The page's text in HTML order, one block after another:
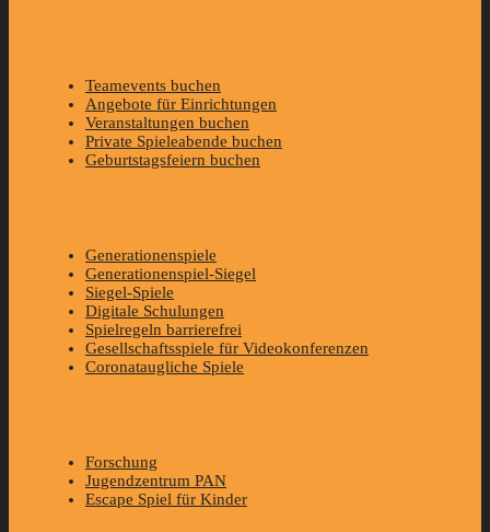
Teamevents buchen
Angebote für Einrichtungen
Veranstaltungen buchen
Private Spieleabende buchen
Geburtstagsfeiern buchen
Generationenspiele
Generationenspiel-Siegel
Siegel-Spiele
Digitale Schulungen
Spielregeln barrierefrei
Gesellschaftsspiele für Videokonferenzen
Coronataugliche Spiele
Forschung
Jugendzentrum PAN
Escape Spiel für Kinder